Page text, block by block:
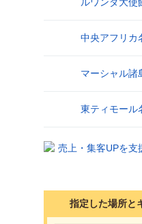
中央アフリカ
マーシャル諸
東ティモール
指定した場所と